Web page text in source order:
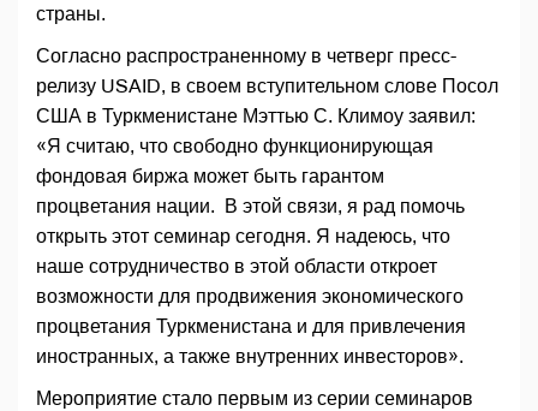
страны.
Согласно распространенному в четверг пресс-
релизу USAID, в своем вступительном слове Посол
США в Туркменистане Мэттью С. Климоу заявил:
«Я считаю, что свободно функционирующая
фондовая биржа может быть гарантом
процветания нации. В этой связи, я рад помочь
открыть этот семинар сегодня. Я надеюсь, что
наше сотрудничество в этой области откроет
возможности для продвижения экономического
процветания Туркменистана и для привлечения
иностранных, а также внутренних инвесторов».
Мероприятие стало первым из серии семинаров